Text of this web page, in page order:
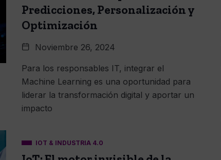
Predicciones, Personalización y
Optimización
Noviembre 26, 2024
Para los responsables IT, integrar el
Machine Learning es una oportunidad para
liderar la transformación digital y aportar un
impacto
IOT & INDUSTRIA 4.0